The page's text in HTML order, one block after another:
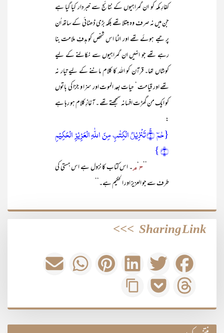
کفارِ مکہ کو ان گمراہیوں کے نتائج سے خبردار کیا گیا ہے
جن میں نہ صرف وہ مبتلا تھے بلکہ بڑی ڈھٹائی کے ساتھ اُن
پر جمے ہوئے تھے اور الٹا اس شخص کو ہدفِ ملامت بنا
رہے تھے جو انہیں ان گمراہیوں سے نکالنے کے لیے
کوشاں تھا۔ قرآن کو اللہ کا کلام ماننے کے لیے تیار نہ
تھے اور قیامت ‘ حیات بعد الموت اور سزا و جزا کی باتوں
کو ایک من گھڑت افسانہ سمجھتے تھے ۔ آغازِ کلام ہو رہا ہے
:
{حٰمٓ ۚ﴿۱﴾تَنۡزِیۡلُ الۡکِتٰبِ مِنَ اللّٰہِ الۡعَزِیۡزِ الۡحَکِیۡمِ
﴿۲﴾ }
ح‘م۔ اس کتاب کا نزول ہے اس ہستی کی
طرف سے جو العزیز اور الحکیم ہے۔‘‘
Sharing Link
>>>